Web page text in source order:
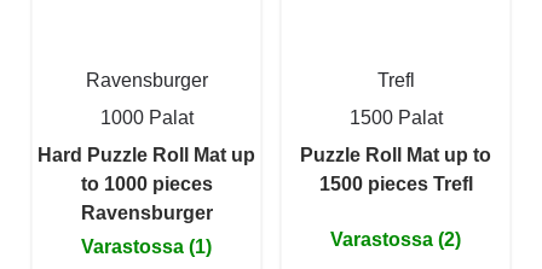
Ravensburger
1000 Palat
Hard Puzzle Roll Mat up
to 1000 pieces
Ravensburger
Varastossa (1)
Trefl
1500 Palat
Puzzle Roll Mat up to
1500 pieces Trefl
Varastossa (2)